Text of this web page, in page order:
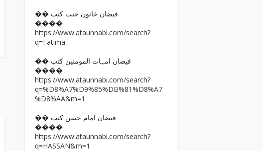
�� فیضان خاتون جنت کتب
����
https://www.ataunnabi.com/search?
q=Fatima
�� فیضان امہات المومنین کتب
����
https://www.ataunnabi.com/search?
q=%D8%A7%D9%85%DB%81%D8%A7
%D8%AA&m=1
�� فیضان امام حسن کتب
����
https://www.ataunnabi.com/search?
q=HASSAN&m=1